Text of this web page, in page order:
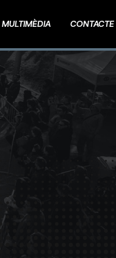
MULTIMÈDIA CONTACTE